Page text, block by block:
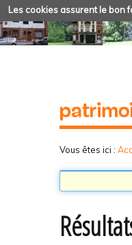
Les cookies assurent le bon
Vous êtes ici :